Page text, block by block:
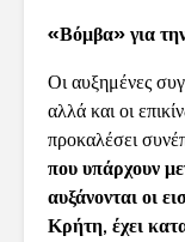
«Βόμβα» για
Οι αυξημένες
αλλά και οι
προκαλέσει
που υπάρχουν
αυξάνονται οι
Κρήτη, έχει